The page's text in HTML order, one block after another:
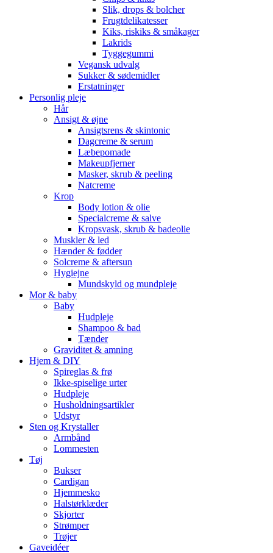
Slik, drops & bolcher
Frugtdelikatesser
Kiks, riskiks & småkager
Lakrids
Tyggegummi
Vegansk udvalg
Sukker & sødemidler
Erstatninger
Personlig pleje
Hår
Ansigt & øjne
Ansigtsrens & skintonic
Dagcreme & serum
Læbepomade
Makeupfjerner
Masker, skrub & peeling
Natcreme
Krop
Body lotion & olie
Specialcreme & salve
Kropsvask, skrub & badeolie
Muskler & led
Hænder & fødder
Solcreme & aftersun
Hygiejne
Mundskyld og mundpleje
Mor & baby
Baby
Hudpleje
Shampoo & bad
Tænder
Graviditet & amning
Hjem & DIY
Spireglas & frø
Ikke-spiselige urter
Hudpleje
Husholdningsartikler
Udstyr
Sten og Krystaller
Armbånd
Lommesten
Tøj
Bukser
Cardigan
Hjemmesko
Halstørklæder
Skjorter
Strømper
Trøjer
Gaveidéer